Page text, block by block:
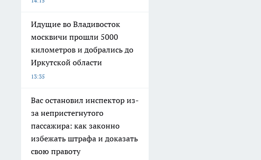
Идущие во Владивосток
москвичи прошли 5000
километров и добрались до
Иркутской области
13:35
Вас остановил инспектор из-
за непристегнутого
пассажира: как законно
избежать штрафа и доказать
свою правоту